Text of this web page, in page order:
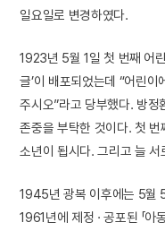
일요일로 변경하였다.
1923년 5월 1일 첫 번째 어
글’이 배포되었는데 “어린
주시오”라고 당부했다. 방정
존중을 부탁한 것이다. 첫
소년이 됩시다. 그리고 늘
1945년 광복 이후에는 5월
1961년에 제정 · 공포된 「아